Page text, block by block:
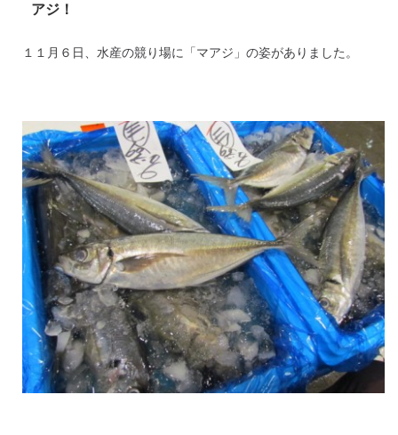
アジ！
１１月６日、水産の競り場に「マアジ」の姿がありました。